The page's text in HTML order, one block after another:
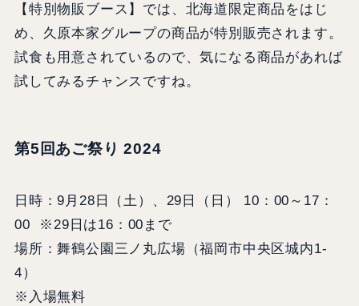
【特別物販ブース】では、北海道限定商品をはじ
め、久原本家グループの商品が特別販売されます。
試食も用意されているので、気になる商品があれば
試してみるチャンスですね。
第5回あご祭り 2024
日時：9月28日（土）、29日（日） 10：00～17：
00 ※29日は16：00まで
場所：舞鶴公園三ノ丸広場（福岡市中央区城内1-
4）
※入場無料